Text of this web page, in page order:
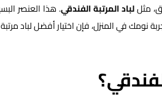
مثللباد المرتبة الفندقي. هذا العنصر
نومك في المنزل، فإن اختيار أفضل لباد